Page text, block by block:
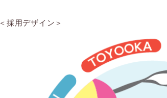
＜採用デザイン＞